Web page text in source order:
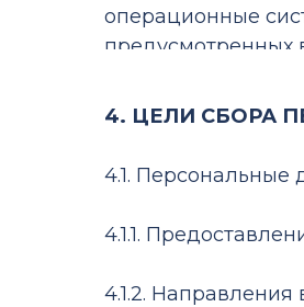
операционные
предусмотренных
4. ЦЕЛИ СБОРА
4.1. Персональные
4.1.1.
4.1.2.